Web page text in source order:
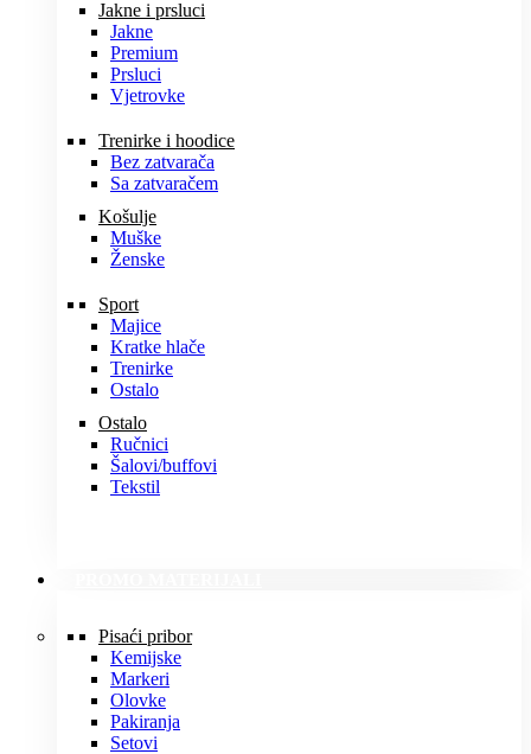
Jakne i prsluci
Jakne
Premium
Prsluci
Vjetrovke
Trenirke i hoodice
Bez zatvarača
Sa zatvaračem
Košulje
Muške
Ženske
Sport
Majice
Kratke hlače
Trenirke
Ostalo
Ostalo
Ručnici
Šalovi/buffovi
Tekstil
Pisaći pribor
Kemijske
Markeri
Olovke
Pakiranja
Setovi